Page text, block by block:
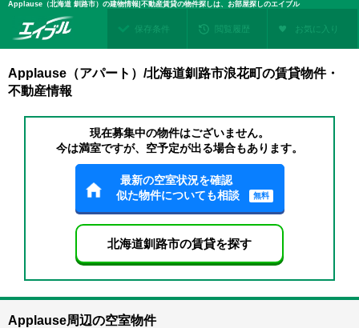
Applause（北海道 釧路市）の建物情報|不動産賃貸の物件探しは、お部屋探しのエイブル
保存条件 閲覧履歴 お気に入り
Applause（アパート）/北海道釧路市浪花町の賃貸物件・
不動産情報
現在募集中の物件はございません。
今は満室ですが、空予定が出る場合もあります。
最新の空室状況を確認
似た物件についても相談
無料
北海道釧路市の賃貸を探す
Applause周辺の空室物件